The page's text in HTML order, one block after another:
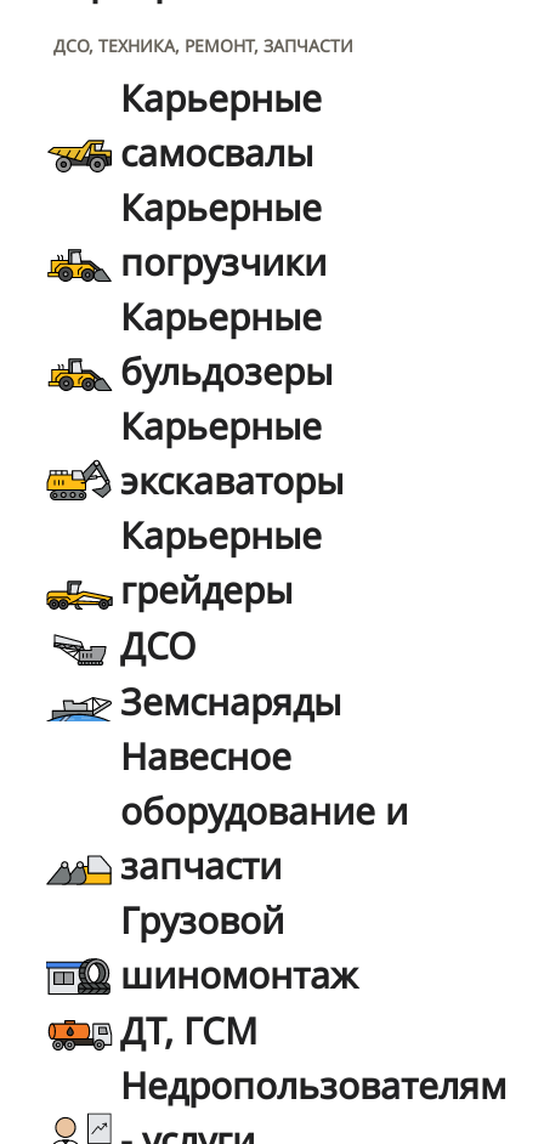
ДСО, ТЕХНИКА, РЕМОНТ, ЗАПЧАСТИ
Карьерные
самосвалы
Карьерные
погрузчики
Карьерные
бульдозеры
Карьерные
экскаваторы
Карьерные
грейдеры
ДСО
Земснаряды
Навесное
оборудование и
запчасти
Грузовой
шиномонтаж
ДТ, ГСМ
Недропользователям